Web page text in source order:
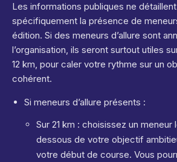
Les informations publiques ne
spécifiquement la présence de
édition. Si des meneurs d’allure sont
l’organisation, ils seront surtout utiles
12 km, pour caler votre rythme sur un
cohérent.
Si meneurs d’allure présents :
Sur 21 km : choisissez un meneur
dessous de votre objectif
votre début de course. Vous